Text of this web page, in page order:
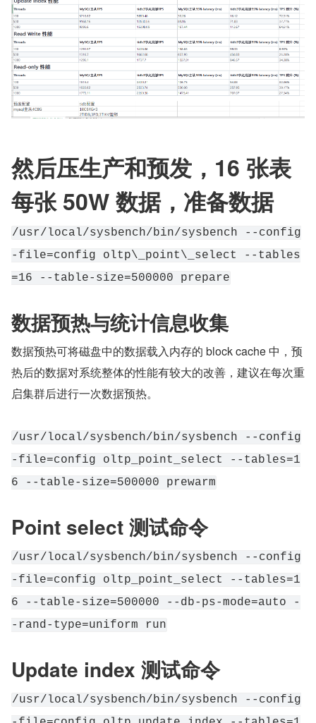
然后压生产和预发，16 张表
每张 50W 数据，准备数据
/usr/local/sysbench/bin/sysbench --config
-file=config oltp\_point\_select --tables
=16 --table-size=500000 prepare
数据预热与统计信息收集
数据预热可将磁盘中的数据载入内存的 block cache 中，预
热后的数据对系统整体的性能有较大的改善，建议在每次重
启集群后进行一次数据预热。
/usr/local/sysbench/bin/sysbench --config
-file=config oltp_point_select --tables=1
6 --table-size=500000 prewarm
Point select 测试命令
/usr/local/sysbench/bin/sysbench --config
-file=config oltp_point_select --tables=1
6 --table-size=500000 --db-ps-mode=auto -
-rand-type=uniform run
Update index 测试命令
/usr/local/sysbench/bin/sysbench --config